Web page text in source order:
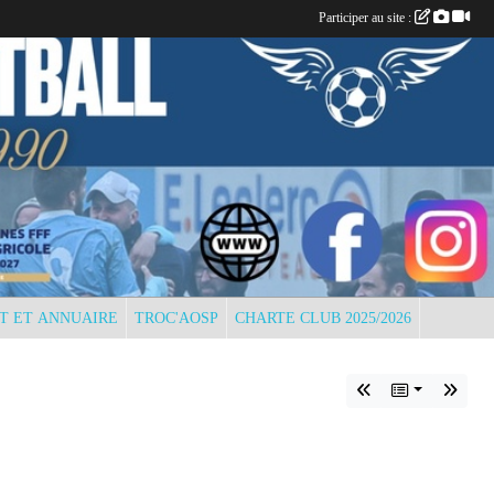
ET ANNUAIRE TROC'AOSP CHARTE CLUB 2025/2026
Participer au site :